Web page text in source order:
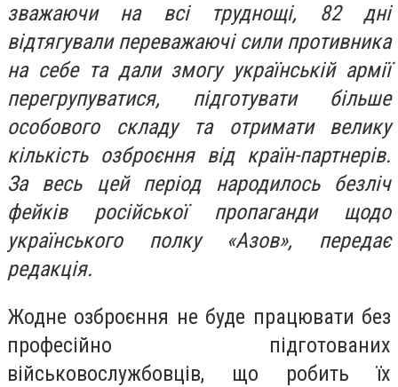
зважаючи на всі труднощі, 82 дні
відтягували переважаючі сили противника
на себе та дали змогу українській армії
перегрупуватися, підготувати більше
особового складу та отримати велику
кількість озброєння від країн-партнерів.
За весь цей період народилось безліч
фейків російської пропаганди щодо
українського полку «Азов», передає
редакція.
Жодне озброєння не буде працювати без
професійно підготованих
військовослужбовців, що робить їх